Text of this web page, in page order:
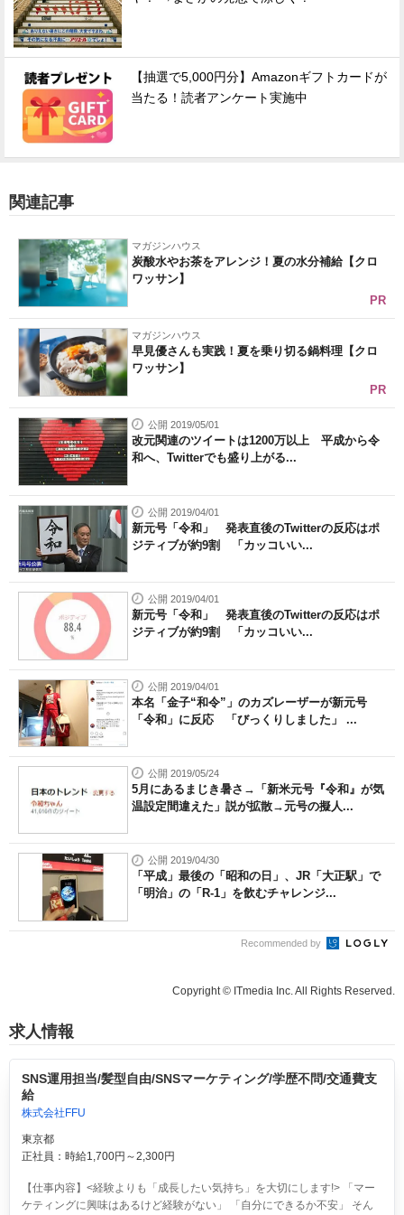
【抽選で5,000円分】Amazonギフトカードが
当たる！読者アンケート実施中
関連記事
マガジンハウス
炭酸水やお茶をアレンジ！夏の水分補給【クロ
ワッサン】
PR
マガジンハウス
早見優さんも実践！夏を乗り切る鍋料理【クロ
ワッサン】
PR
公開 2019/05/01
改元関連のツイートは1200万以上 平成から令
和へ、Twitterでも盛り上がる...
公開 2019/04/01
新元号「令和」 発表直後のTwitterの反応はポ
ジティブが約9割 「カッコいい...
公開 2019/04/01
新元号「令和」 発表直後のTwitterの反応はポ
ジティブが約9割 「カッコいい...
公開 2019/04/01
本名「金子“和令”」のカズレーザーが新元号
「令和」に反応 「びっくりしました」 ...
公開 2019/05/24
5月にあるまじき暑さ→「新米元号『令和』が気
温設定間違えた」説が拡散→元号の擬人...
公開 2019/04/30
「平成」最後の「昭和の日」、JR「大正駅」で
「明治」の「R-1」を飲むチャレンジ...
Recommended by
Copyright © ITmedia Inc. All Rights Reserved.
求人情報
SNS運用担当/髪型自由/SNSマーケティング/学歴不問/交通費支
給
株式会社FFU
東京都
正社員：時給1,700円～2,300円
【仕事内容】<経験よりも「成長したい気持ち」を大切にします!> 「マー
ケティングに興味はあるけど経験がない」 「自分にできるか不安」 そん